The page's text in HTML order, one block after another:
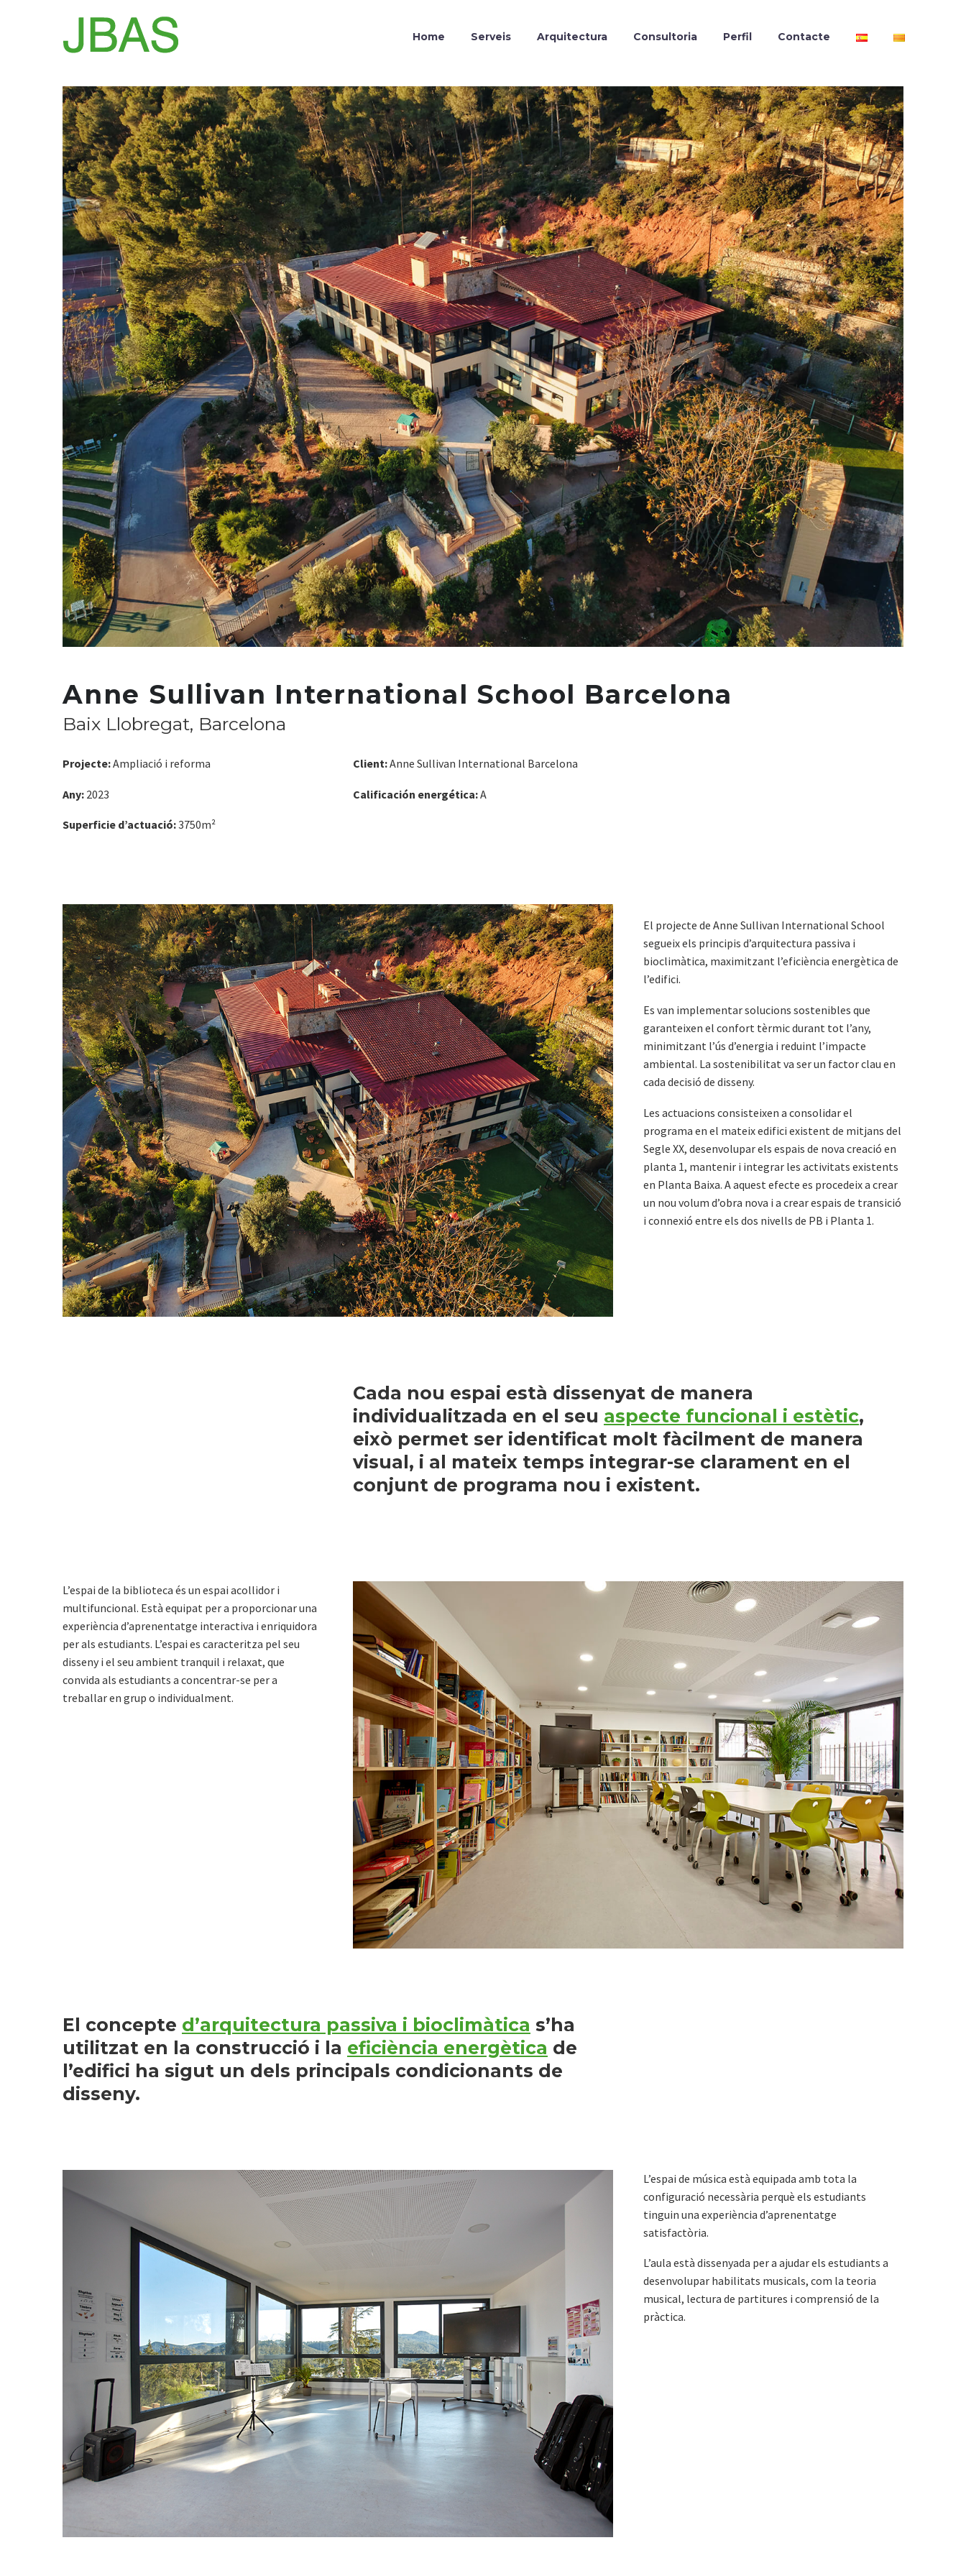
Home Serveis Arquitectura Consultoria Perfil Contacte
Anne Sullivan International School Barcelona
Baix Llobregat, Barcelona
Projecte:Ampliació i reforma
Any: 2023
Superficie d’actuació:3750m²
Client:Anne Sullivan International Barcelona
Calificación energética:A
El projecte de Anne Sullivan International School
segueix els principis d’arquitectura passiva i
bioclimàtica, maximitzant l’eficiència energètica de
l’edifici.
Es van implementar solucions sostenibles que
garanteixen el confort tèrmic durant tot l’any,
minimitzant l’ús d’energia i reduint l’impacte
ambiental. La sostenibilitat va ser un factor clau en
cada decisió de disseny.
Les actuacions consisteixen a consolidar el
programa en el mateix edifici existent de mitjans del
Segle XX, desenvolupar els espais de nova creació en
planta 1, mantenir i integrar les activitats existents
en Planta Baixa. A aquest efecte es procedeix a crear
un nou volum d’obra nova i a crear espais de transició
i connexió entre els dos nivells de PB i Planta 1.
Cada nou espai està dissenyat de manera
individualitzada en el seu aspecte funcional i estètic,
eixò permet ser identificat molt fàcilment de manera
visual, i al mateix temps integrar-se clarament en el
conjunt de programa nou i existent.
L’espai de la biblioteca és un espai acollidor i
multifuncional. Està equipat per a proporcionar una
experiència d’aprenentatge interactiva i enriquidora
per als estudiants. L’espai es caracteritza pel seu
disseny i el seu ambient tranquil i relaxat, que
convida als estudiants a concentrar-se per a
treballar en grup o individualment.
El concepte d’arquitectura passiva i bioclimàtica s’ha
utilitzat en la construcció i la eficiència energètica de
l’edifici ha sigut un dels principals condicionants de
disseny.
L’espai de música està equipada amb tota la
configuració necessària perquè els estudiants
tinguin una experiència d’aprenentatge
satisfactòria.
L’aula està dissenyada per a ajudar els estudiants a
desenvolupar habilitats musicals, com la teoria
musical, lectura de partitures i comprensió de la
pràctica.